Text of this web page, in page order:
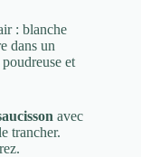
: blanche
dans un
et
avec
trancher.